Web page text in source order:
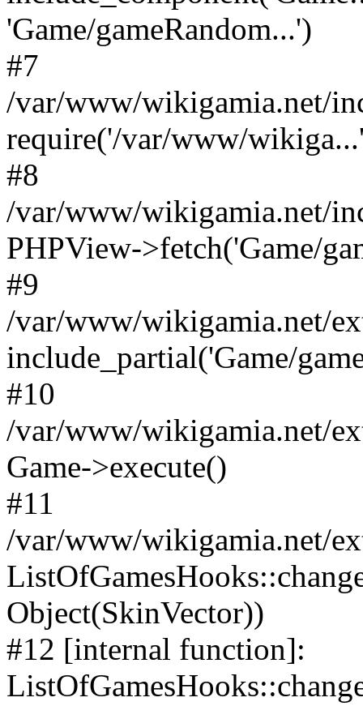
'Game/gameRandom...')
#7
/var/www/wikigamia.net/
require('/var/www/
#8
/var/www/wikigamia.net/
PHPView->fetch('Game/
#9
/var/www/wikigamia.net/
include_partial('Game/
#10
/var/www/wikigamia.net/
Game->execute()
#11
/var/www/wikigamia.net/
Object(SkinVector))
#12 [internal function]: